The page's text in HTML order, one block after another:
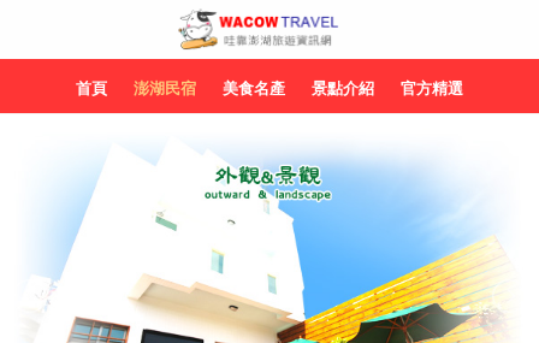
首頁 澎湖民宿 美食名產 景點介紹 官方精選